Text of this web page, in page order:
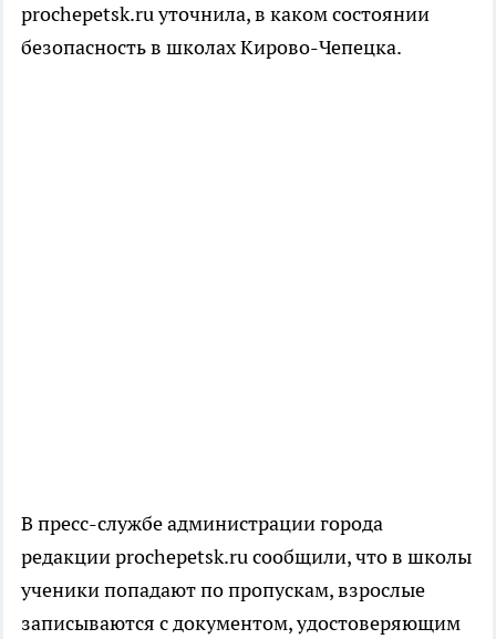
prochepetsk.ru уточнила, в каком состоянии
безопасность в школах Кирово-Чепецка.
В пресс-службе администрации города
редакции prochepetsk.ru сообщили, что в школы
ученики попадают по пропускам, взрослые
записываются с документом, удостоверяющим